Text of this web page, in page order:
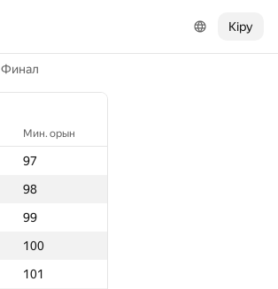
Кіру
Финал
Мин. орын
97
98
99
100
101